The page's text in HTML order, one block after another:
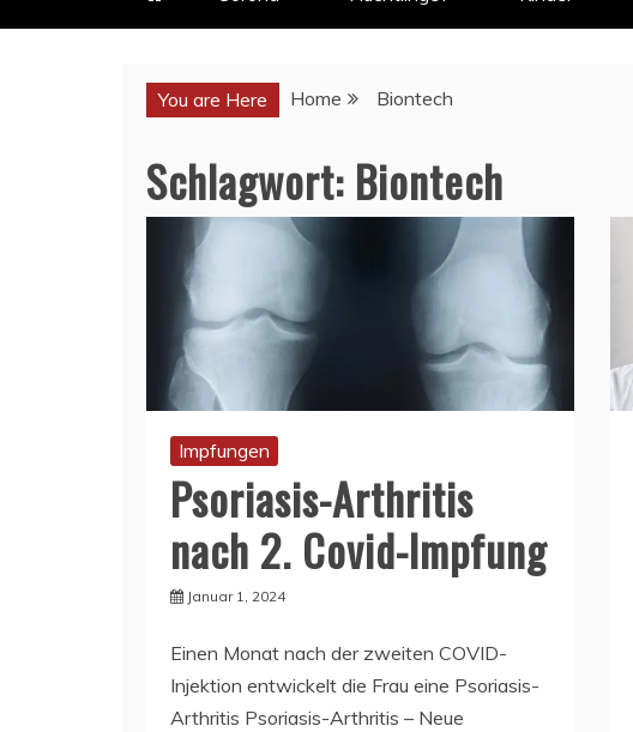
You are Here Home Biontech
Schlagwort: Biontech
Impfungen
Psoriasis-Arthritis
nach 2. Covid-Impfung
Januar 1, 2024
Einen Monat nach der zweiten COVID-
Injektion entwickelt die Frau eine Psoriasis-
Arthritis Psoriasis-Arthritis – Neue